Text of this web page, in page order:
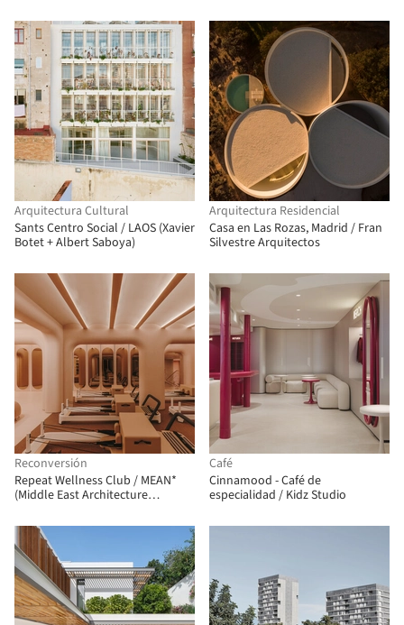
Arquitectura Cultural
Sants Centro Social / LAOS (Xavier
Botet + Albert Saboya)
Arquitectura Residencial
Casa en Las Rozas, Madrid / Fran
Silvestre Arquitectos
Reconversión
Repeat Wellness Club / MEAN*
(Middle East Architecture
Café
Cinnamood - Café de
especialidad / Kidz Studio